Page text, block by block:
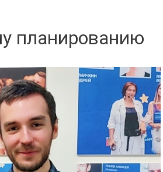
планированию